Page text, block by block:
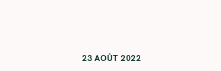
23 AOÛT 2022